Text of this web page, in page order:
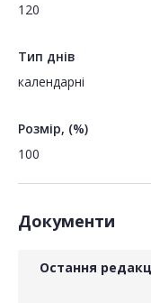
120
Тип днів
календарні
Розмір, (%)
100
Документи
Остання